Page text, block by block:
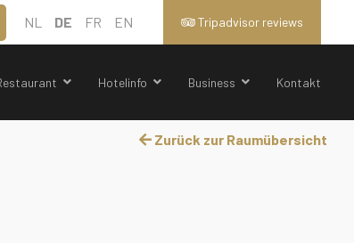
Tripadvisor reviews
NL DE FR EN
Hotelinfo Business Kontakt
Zurück zur Raumübersicht